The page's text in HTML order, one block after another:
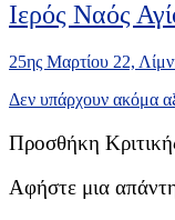
Ιερός Ναός
25ης Μαρτίου 22,
Δεν υπάρχουν ακόμα
Προσθήκη
Αφήστε μια